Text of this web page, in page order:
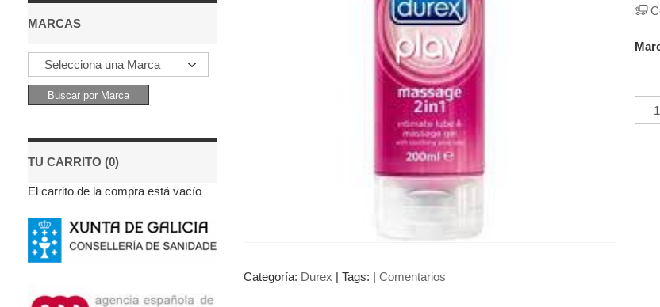
MARCAS
TU CARRITO (0)
El carrito de la compra está vacío
Categoría: Durex | Tags: | Comentarios